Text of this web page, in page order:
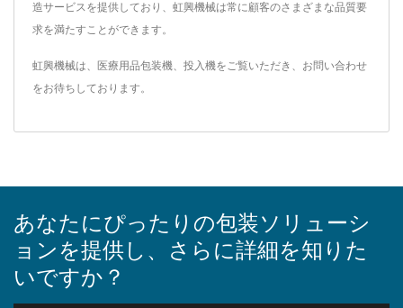
造サービスを提供しており、虹興機械は常に顧客のさまざまな品質要
求を満たすことができます。
虹興機械は、 医療用品包装機、投入機をご覧いただき、 お問い合わせ
をお待ちしております。
あなたにぴったりの包装ソリューシ
ョンを提供し、さらに詳細を知りた
いですか？